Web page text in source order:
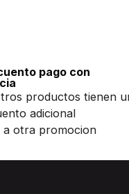
pago con
productos tienen
adicional
a otra promocion